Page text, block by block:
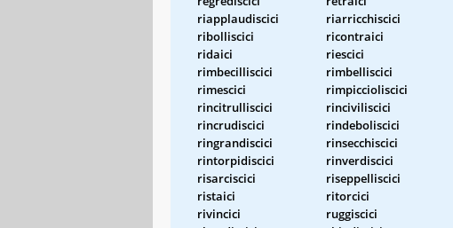
riapplaudiscici
riarricchiscici
ribolliscici
ricontraici
ridaici
riescici
rimbecilliscici
rimbelliscici
rimescici
rimpiccioliscici
rincitrulliscici
rinciviliscici
rincrudiscici
rindeboliscici
ringrandiscici
rinsecchiscici
rintorpidiscici
rinverdiscici
risarciscici
riseppelliscici
ristaici
ritorcici
rivincici
ruggiscici